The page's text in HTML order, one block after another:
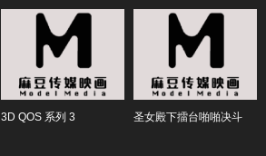
3D QOS 系列 3 圣女殿下擂台啪啪决斗